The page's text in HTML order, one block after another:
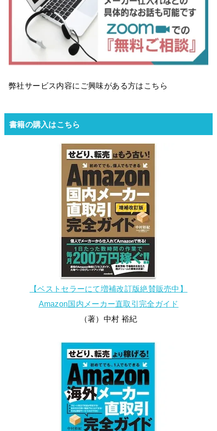
弊社サービス内容にご興味がある方はこちら
書籍の購入はこちら
【ベストセラーにて増補改訂版絶賛販売中】
Amazon国内メーカー直取引完全ガイド
（著）中村 裕紀